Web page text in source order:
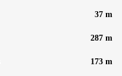
37 m
287 m
173 m